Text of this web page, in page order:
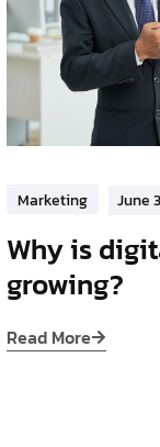
Marketing June
Why is
growing?
Read More